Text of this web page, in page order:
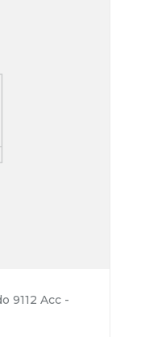
9112 Acc -